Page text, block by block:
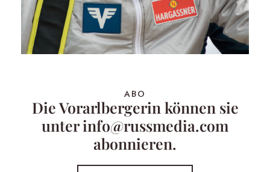
ABO
Die Vorarlbergerin können sie
unter info@russmedia.com
abonnieren.